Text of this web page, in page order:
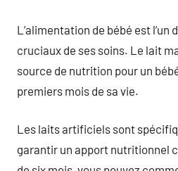
L’alimentation de bébé est l’un
cruciaux de ses soins. Le lait
source de nutrition pour un
premiers mois de sa vie.
Les laits artificiels sont
garantir un apport nutritionnel